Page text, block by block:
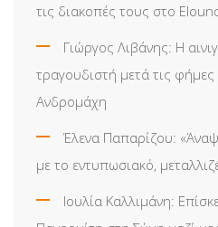
τις διακοπές τους στο
Γιώργος Λιβάνης: Η
τραγουδιστή μετά τις
Ανδρομάχη
Έλενα Παπαρίζου:
με το εντυπωσιακό,
Ιουλία Καλλιμάνη: